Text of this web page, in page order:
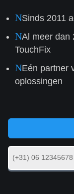
NSinds 2011
NAl meer dan
TouchFix
NEén partner
oplossingen
(+31) 06 12345678